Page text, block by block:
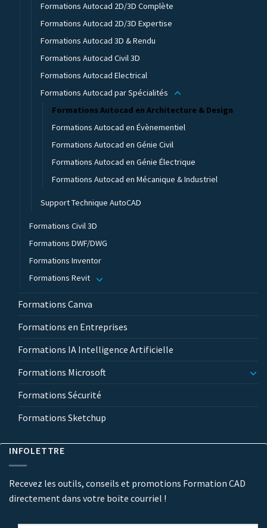
Formations Autocad 2D/3D Complète
Formations Autocad 2D/3D Expertise
Formations Autocad 3D & Rendu
Formations Autocad Civil 3D
Formations Autocad Electrical
Formations Autocad par Spécialités
Formations Autocad en Architecture & Design
Formations Autocad en Évènementiel
Formations Autocad en Génie Civil
Formations Autocad en Génie Électrique
Formations Autocad en Mécanique & Industriel
Support Technique AutoCAD
Formations Civil 3D
Formations DWF/DWG
Formations Inventor
Formations Revit
Formations Canva
Formations en Entreprises
Formations IA Intelligence Artificielle
Formations Microsoft
Formations Sécurité
Formations Sketchup
INFOLETTRE
Recevez les outils, conseils et promotions Formation CAD
directement dans votre boite courriel !
Courriel *